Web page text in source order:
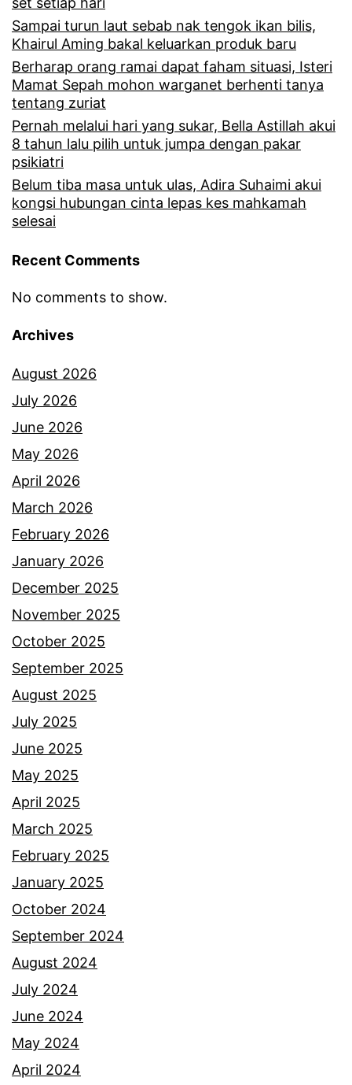
s
a
l
u
u
n
a
i
d
i
d
d
a
h
u
u
n
g
a
n
d
e
n
g
a
n
F
i
f
y
A
z
m
i
d
a
h
b
e
r
a
k
h
Sampai turun laut sebab nak tengok ikan bilis,
Khairul Aming bakal keluarkan produk baru
Berharap orang ramai dapat faham situasi, Isteri
Mamat Sepah mohon warganet berhenti tanya
tentang zuriat
Pernah melalui hari yang sukar, Bella Astillah akui
8 tahun lalu pilih untuk jumpa dengan pakar
psikiatri
Belum tiba masa untuk ulas, Adira Suhaimi akui
kongsi hubungan cinta lepas kes mahkamah
selesai
Recent Comments
No comments to show.
Archives
August 2026
July 2026
June 2026
May 2026
April 2026
March 2026
February 2026
January 2026
December 2025
November 2025
October 2025
September 2025
August 2025
July 2025
June 2025
May 2025
April 2025
March 2025
February 2025
January 2025
October 2024
September 2024
August 2024
July 2024
June 2024
May 2024
April 2024